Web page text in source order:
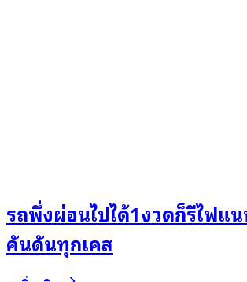
รถพึ่งผ่อนไปได้1งวดก็รีไฟแ
คันดันทุกเคส